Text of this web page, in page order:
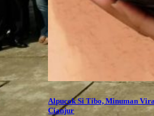
Alpucok Si Tibo, Minuman
Cianjur